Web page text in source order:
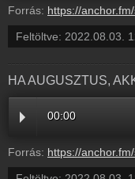
Forrás: https://anchor.fm/s/45194458/podcast/play/55679904/
Feltöltve: 2022.08.03.
HA AUGUSZTUS,
00:00
Forrás: https://anchor.fm/s/45194458/podcast/play/55679845/